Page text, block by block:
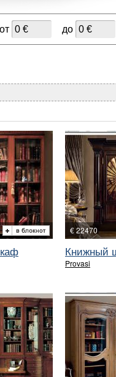
до
€ 22470
Книжный
Provasi